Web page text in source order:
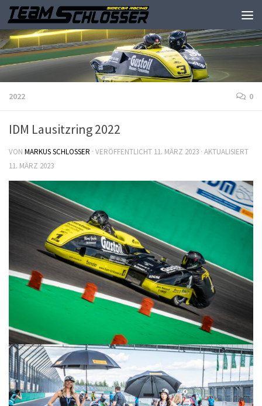
2022 0
IDM Lausitzring 2022
VON MARKUS SCHLOSSER · VERÖFFENTLICHT 11. MÄRZ 2023 · AKTUALISIERT
11. MÄRZ 2023